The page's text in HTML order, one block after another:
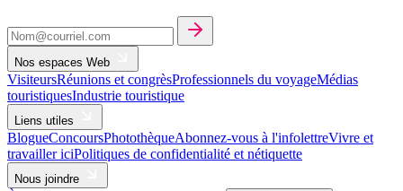
Nos espaces Web
VisiteursRéunions et congrèsProfessionnels du voyageMédias
touristiquesIndustrie touristique
Liens utiles
BlogueConcoursPhotothèqueAbonnez-vous à l'infolettreVivre et
travailler iciPolitiques de confidentialité et nétiquette
Nous joindre